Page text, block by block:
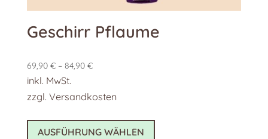
Geschirr Pflaume
69,90 €– 84,90 €
inkl. MwSt.
zzgl. Versandkosten
AUSFÜHRUNG WÄHLEN
Dieses